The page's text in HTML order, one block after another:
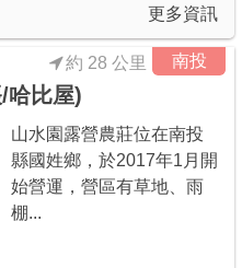
更多資訊
南投
哈比屋)
約 28 公里
山水園露營農莊位在南投
縣國姓鄉，於2017年1月開
始營運，營區有草地、雨
棚...